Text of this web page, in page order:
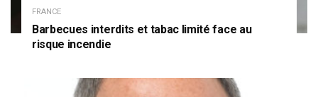
FRANCE
Barbecues interdits et tabac limité face au
risque incendie